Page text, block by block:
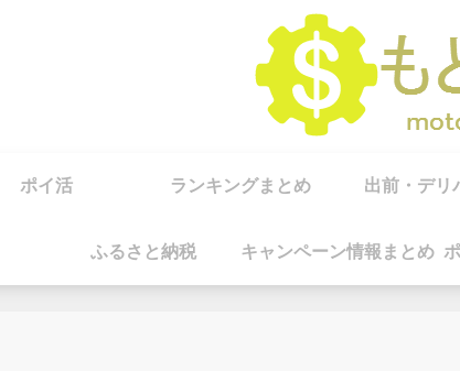
ポイ活 ランキングまとめ 出前・デリ
ふるさと納税 キャンペーン情報まとめ